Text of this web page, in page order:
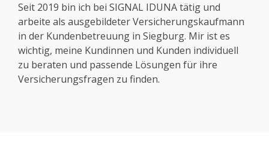
Seit 2019 bin ich bei SIGNAL IDUNA tätig und
arbeite als ausgebildeter Versicherungskaufmann
in der Kundenbetreuung in Siegburg. Mir ist es
wichtig, meine Kundinnen und Kunden individuell
zu beraten und passende Lösungen für ihre
Versicherungsfragen zu finden.